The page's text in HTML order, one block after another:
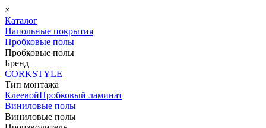
×
Каталог
Напольные покрытия
Пробковые полы
Пробковые полы
Бренд
CORKSTYLE
Тип монтажа
КлеевойПробковый ламинат
Виниловые полы
Виниловые полы